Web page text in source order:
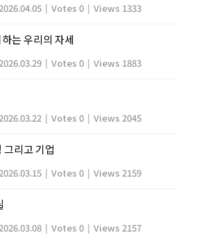
| Votes 0 | Views 1333
는 우리의 자세
| Votes 0 | Views 1883
| Votes 0 | Views 2045
그리고 기업
| Votes 0 | Views 2159
| Votes 0 | Views 2157